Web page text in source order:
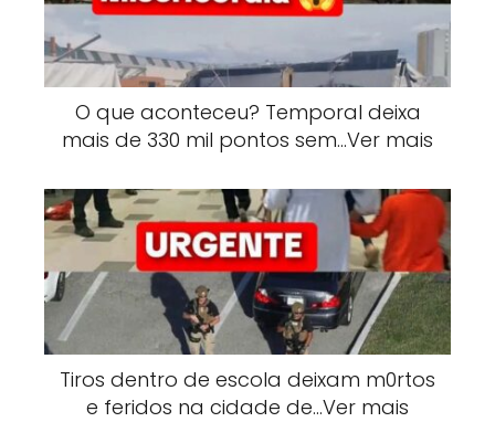
O que aconteceu? Temporal deixa
mais de 330 mil pontos sem…Ver mais
Tiros dentro de escola deixam m0rtos
e feridos na cidade de…Ver mais